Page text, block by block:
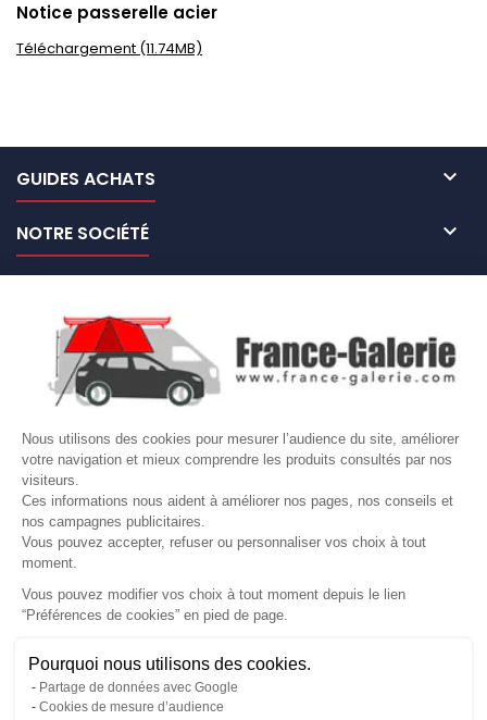
Nous utilisons des cookies pour mesurer l’audience du site, améliorer
votre navigation et mieux comprendre les produits consultés par nos
visiteurs.
Ces informations nous aident à améliorer nos pages, nos conseils et
nos campagnes publicitaires.
Vous pouvez accepter, refuser ou personnaliser vos choix à tout
moment.
Vous pouvez modifier vos choix à tout moment depuis le lien
“Préférences de cookies” en pied de page.
Pourquoi nous utilisons des cookies.
Partage de données avec Google
Cookies de mesure d’audience
Gérer mes cookies
Notice passerelle acier
Téléchargement (11.74MB)
GUIDES ACHATS 
NOTRE SOCIÉTÉ 
VOTRE COMPTE 
Site protégé par reCAPTCHA.
LETTRE D'INFORMATIONS
© Copyright 2026 France Galerie. Tous droits reservés.